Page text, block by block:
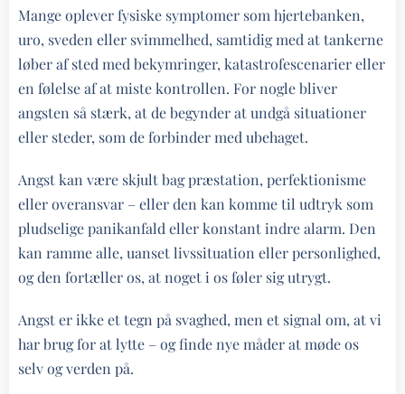
Mange oplever fysiske symptomer som hjertebanken,
uro, sveden eller svimmelhed, samtidig med at tankerne
løber af sted med bekymringer, katastrofescenarier eller
en følelse af at miste kontrollen. For nogle bliver
angsten så stærk, at de begynder at undgå situationer
eller steder, som de forbinder med ubehaget.
Angst kan være skjult bag præstation, perfektionisme
eller overansvar – eller den kan komme til udtryk som
pludselige panikanfald eller konstant indre alarm. Den
kan ramme alle, uanset livssituation eller personlighed,
og den fortæller os, at noget i os føler sig utrygt.
Angst er ikke et tegn på svaghed, men et signal om, at vi
har brug for at lytte – og finde nye måder at møde os
selv og verden på.